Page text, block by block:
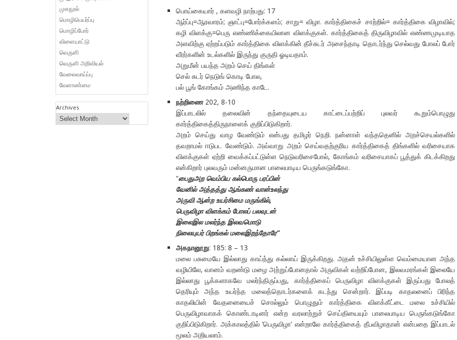
பொய்கையார் , களவழி நாற்பது: 17
ஆர்ப்பு=ஆரவாரம்; ஞாட்பு=போர்க்களம்; சாறு= விழா. கார்த்திகைச் சாற்றில்= கார்த்திகை விழாவில்;
கழி விளக்கு=பெரு எண்ணிக்கையிலான விளக்குகள். கார்த்திகைத் திருவிழாவில் எண்ணமுடியாத
அளவிற்கு ஏற்றப்படும் கார்த்திகை விளக்கின் தீச்சுடர் அசைந்தாடி தொடர்ந்து செல்வது போலப் போர்
வீரர்களின் உடல்களில் இருந்து குருதி ஓடியதாம்.
அறுமீன் பயந்த அறம் செய் திங்கள்
செல் சுடர் நெடுங் கொடி போல,
பல் பூங் கோங்கம் அணிந்த காடே.
நற்றிணை202, 8-10
இப்பாடலில் தலைவின் தந்தையுடைய காட்டைப்பற்றிப் புலவர் கூறும்பொழுது
கார்த்திகைத்திருநாளைக் குறிப்பிடுகிறார்.
அறம் செய்து வாழ வேண்டும் என்பது தமிழர் நெறி. நன்னாள் வந்ததெனில் அறச்செயல்களில்
தவறாமல் ஈடுபட வேண்டும். அவ்வாறு அறம் செய்வதற்குரிய கார்த்திகைத் திங்களில் வரிசையாக
விளக்குகள் ஏற்றி வைக்கப்பட்டுள்ள நெடுவரிசைபோல், கோங்கம் வரிசையாகப் பூத்துக் கிடக்கிறது
என்கிறார் புலவரும் மன்னருமான பாலைபாடிய பெருங்கடுங்கோ.
“பைதுஅற வெம்பிய கல்பொரு பரப்பின்
வேனில் அத்தத்து ஆங்கண் வான்உலந்து
அருவி ஆன்ற உயர்சிமை மருங்கில்,
பெருவிழா விளக்கம் போலப் பலவுடன்
இலைஇல மலர்ந்த இலவமொடு
நிலையுயர் பிறங்கல் மலைஇறந்தோரே”
அகநானூறு: 185: 8 – 13
மலை பசுமையே இல்லாது காய்ந்து கல்லாய் இருக்கிறது. அதன் உச்சியிலுள்ள வெம்மையான அந்த
வழியிலே, வானம் வறண்டு மழை அற்றுப்போனதால் அருவிகள் வற்றிப்போன, இலவமரங்கள் இலையே
இல்லாது பூக்களாகவே மலர்ந்திருப்பது, கார்த்திகைப் பெருவிழா விளக்குகள் இருப்பது போலத்
தெரியும் அந்த உயர்ந்த மலைத்தொடர்களைக் கடந்து சென்றார். இப்படி காதலனைப் பிரிந்த
காதலியின் வேதனையைச் சொல்லும் பொழுதும் கார்த்திகை விளக்கீட்டை மலை உச்சியில்
பெருவிழாவாகக் கொண்டாடினர் என்ற வரலாற்றுச் செய்தியையும் பாலைபாடிய பெருங்கடுங்கோ
குறிப்பிடுகிறார். அக்காலத்தில் ‘பெருவிழா’ என்றாலே கார்த்திகைத் தீபவிழாதான் என்பதை இப்பாடல்
மூலம் அறியலாம்.
முகநூல்
மொழிபெயர்ப்பு
மொழிப்போர்
விளையாட்டு
வெருளி
வெருளி அறிவியல்
வேலைவாய்ப்பு
வேளாண்மை
Archives